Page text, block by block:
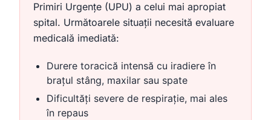
Primiri Urgențe (UPU) a celui mai apropiat
spital. Următoarele situații necesită evaluare
medicală imediată:
Durere toracică intensă cu iradiere în
brațul stâng, maxilar sau spate
Dificultăți severe de respirație, mai ales
în repaus